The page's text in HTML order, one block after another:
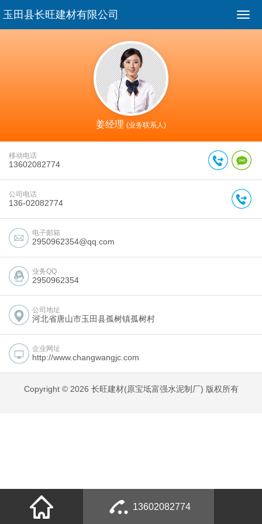
玉田县长旺建材有限公司
姜经理 (业务联系人)
移动电话
13602082774
公司电话
136-02082774
电子邮箱
2950962354@qq.com
业务QQ
2950962354
公司地址
河北省唐山市玉田县孤树镇孤树村
企业网址
http://www.changwangjc.com
Copyright © 2026 长旺建材(原宝坻富强水泥制厂) 版权所有
13602082774